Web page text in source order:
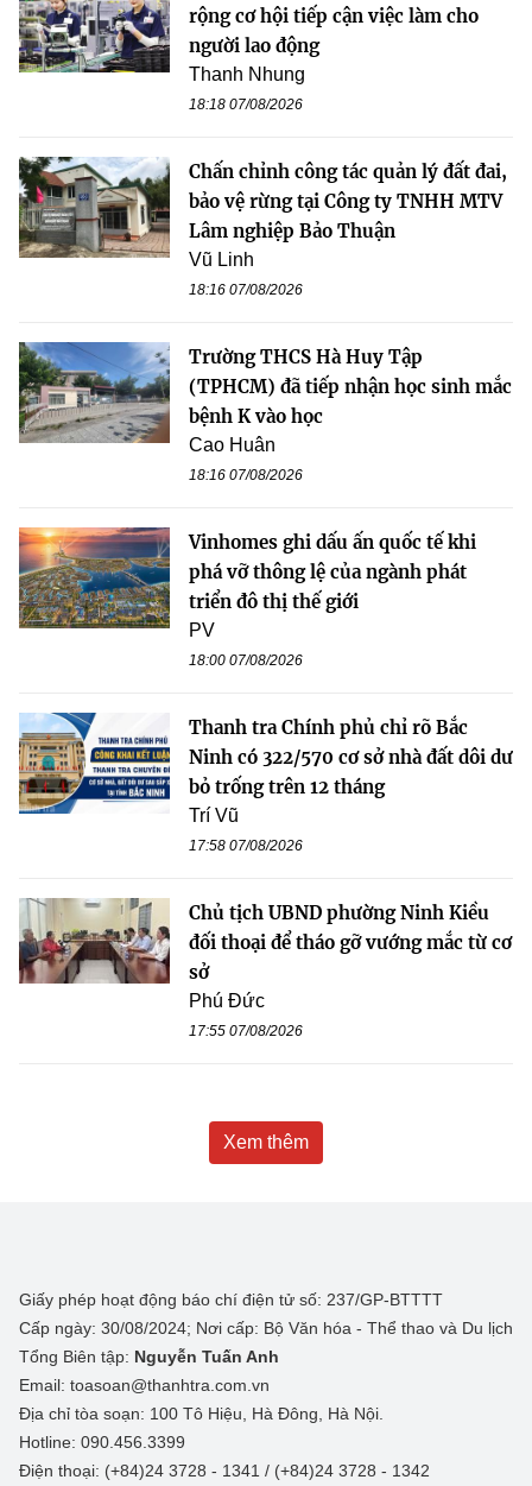
rộng cơ hội tiếp cận việc làm cho
người lao động
Thanh Nhung
18:18 07/08/2026
Chấn chỉnh công tác quản lý đất đai,
bảo vệ rừng tại Công ty TNHH MTV
Lâm nghiệp Bảo Thuận
Vũ Linh
18:16 07/08/2026
Trường THCS Hà Huy Tập
(TPHCM) đã tiếp nhận học sinh mắc
bệnh K vào học
Cao Huân
18:16 07/08/2026
Vinhomes ghi dấu ấn quốc tế khi
phá vỡ thông lệ của ngành phát
triển đô thị thế giới
PV
18:00 07/08/2026
Thanh tra Chính phủ chỉ rõ Bắc
Ninh có 322/570 cơ sở nhà đất dôi dư
bỏ trống trên 12 tháng
Trí Vũ
17:58 07/08/2026
Chủ tịch UBND phường Ninh Kiều
đối thoại để tháo gỡ vướng mắc từ cơ
sở
Phú Đức
17:55 07/08/2026
Xem thêm
Giấy phép hoạt động báo chí điện tử số: 237/GP-BTTTT
Cấp ngày: 30/08/2024; Nơi cấp: Bộ Văn hóa - Thể thao và Du lịch
Tổng Biên tập: Nguyễn Tuấn Anh
Email: toasoan@thanhtra.com.vn
Địa chỉ tòa soạn: 100 Tô Hiệu, Hà Đông, Hà Nội.
Hotline: 090.456.3399
Điện thoại: (+84)24 3728 - 1341 / (+84)24 3728 - 1342